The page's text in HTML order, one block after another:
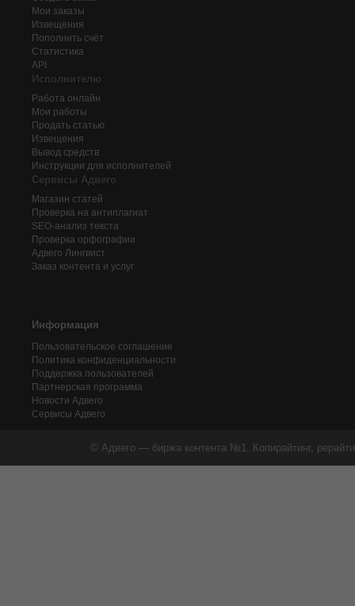
Мои заказы
Извещения
Пополнить счёт
Статистика
API
Исполнителю
Работа онлайн
Мои работы
Продать статью
Извещения
Вывод средств
Инструкции для исполнителей
Сервисы Адвего
Магазин статей
Проверка на антиплагиат
SEO-анализ текста
Проверка орфографии
Адвего Лингвист
Заказ контента и услуг
Информация
Пользовательское соглашение
Политика конфиденциальности
Поддержка пользователей
Партнерская программа
Новости Адвего
Сервисы Адвего
© Адвего — биржа контента №1. Копирайтинг,